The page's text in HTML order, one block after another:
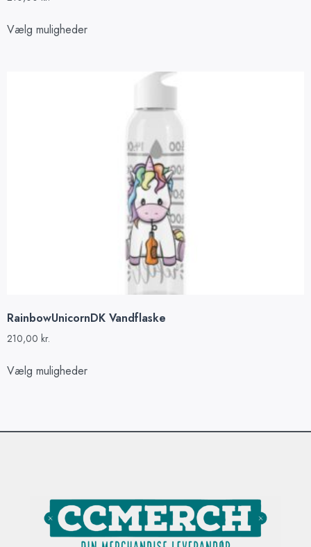
Vælg muligheder
RainbowUnicornDK Vandflaske
210,00 kr.
Vælg muligheder